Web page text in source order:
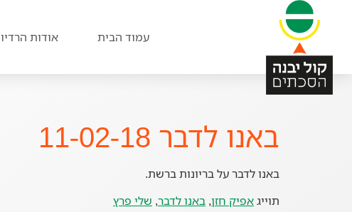
עמוד הבית אודות הרדיו
באנו לדבר 11-02-18
באנו לדבר על בריונות ברשת.
תוייגאפיק חזן, באנו לדבר, שלי פרץ